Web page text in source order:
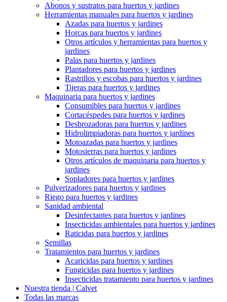
Abonos y sustratos para huertos y jardines
Herramientas manuales para huertos y jardines
Azadas para huertos y jardines
Horcas para huertos y jardines
Otros artículos y herramientas para huertos y
jardines
Palas para huertos y jardines
Plantadores para huertos y jardines
Rastrillos y escobas para huertos y jardines
Tijeras para huertos y jardines
Maquinaria para huertos y jardines
Consumibles para huertos y jardines
Cortacéspedes para huertos y jardines
Desbrozadoras para huertos y jardines
Hidrolimpiadoras para huertos y jardines
Motoazadas para huertos y jardines
Motosierras para huertos y jardines
Otros artículos de maquinaria para huertos y
jardines
Sopladores para huertos y jardines
Pulverizadores para huertos y jardines
Riego para huertos y jardines
Sanidad ambiental
Desinfectantes para huertos y jardines
Insecticidas ambientales para huertos y jardines
Raticidas para huertos y jardines
Semillas
Tratamientos para huertos y jardines
Acaricidas para huertos y jardines
Fungicidas para huertos y jardines
Insecticidas tratamiento para huertos y jardines
Nuestra tienda | Calvet
Todas las marcas